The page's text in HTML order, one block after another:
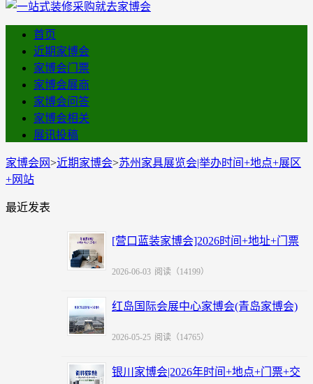
首页
近期家博会
家博会门票
家博会展商
家博会问答
家博会相关
展讯投稿
家博会网>近期家博会>苏州家具展览会|举办时间+地点+展区
+网站
最近发表
[营口蓝装家博会]2026时间+地址+门票
2026-06-03 阅读（14199）
红岛国际会展中心家博会(青岛家博会)
2026-05-25 阅读（14765）
银川家博会|2026年时间+地点+门票+交